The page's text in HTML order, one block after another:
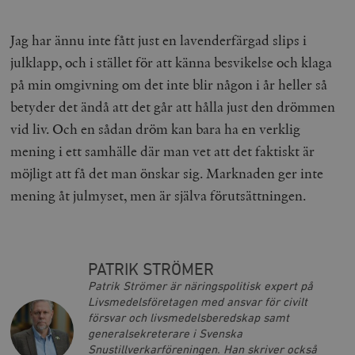
Jag har ännu inte fått just en lavenderfärgad slips i
julklapp, och i stället för att känna besvikelse och klaga
på min omgivning om det inte blir någon i år heller så
betyder det ändå att det går att hålla just den drömmen
vid liv. Och en sådan dröm kan bara ha en verklig
mening i ett samhälle där man vet att det faktiskt är
möjligt att få det man önskar sig. Marknaden ger inte
mening åt julmyset, men är själva förutsättningen.
PATRIK STRÖMER
Patrik Strömer är näringspolitisk expert på
Livsmedelsföretagen med ansvar för civilt
försvar och livsmedelsberedskap samt
generalsekreterare i Svenska
Snustillverkarföreningen. Han skriver också
Inc.
timbro.se
_hjFirstSeen
Hotjar Ltd
.timbro.se
woocommerce_items_in_cart
timbro.se
wp_woocommerce_session_[abcdef0123456789]
timbro.se